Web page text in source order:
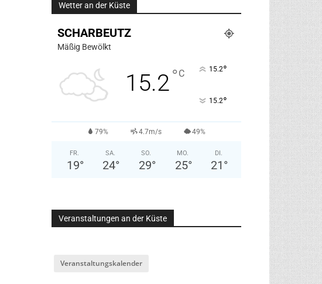
Wetter an der Küste
SCHARBEUTZ
Mäßig Bewölkt
15.2°C 15.2°
15.2°
79% 4.7m/s 49%
FR.
19°
SA.
24°
SO.
29°
MO.
25°
DI.
21 °
Veranstaltungen an der Küste
Veranstaltungskalender